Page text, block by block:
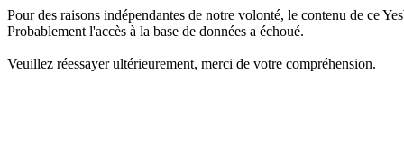
Pour des raisons indépendantes de notre volonté, le contenu de ce
Probablement l'accès à la base de données a échoué.
Veuillez réessayer ultérieurement, merci de votre compréhension.